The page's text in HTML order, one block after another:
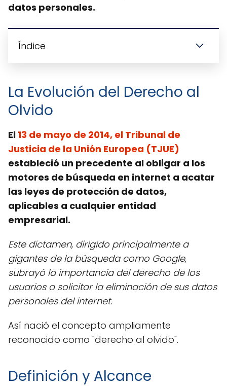
datos personales.
Índice
La Evolución del Derecho al
Olvido
El 13 de mayo de 2014, el Tribunal de
Justicia de la Unión Europea (TJUE)
estableció un precedente al obligar a los
motores de búsqueda en internet a acatar
las leyes de protección de datos,
aplicables a cualquier entidad
empresarial.
Este dictamen, dirigido principalmente a
gigantes de la búsqueda como Google,
subrayó la importancia del derecho de los
usuarios a solicitar la eliminación de sus datos
personales del internet.
Así nació el concepto ampliamente
reconocido como "derecho al olvido".
Definición y Alcance